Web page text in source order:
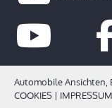
Automobile Ansichten,
COOKIES | IMPRESSUM